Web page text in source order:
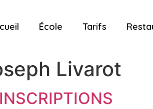
École Tarifs
Livarot